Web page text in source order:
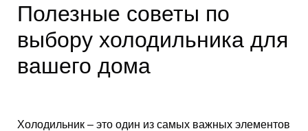
Полезные советы по
выбору холодильника для
вашего дома
Холодильник – это один из самых важных элементов